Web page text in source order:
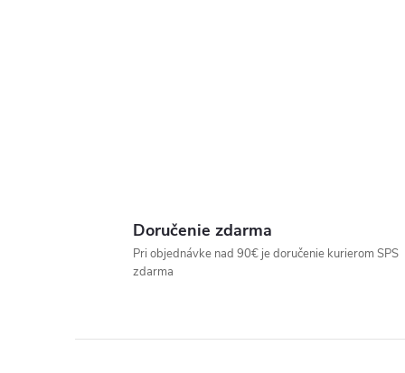
Doručenie zdarma
Pri objednávke nad 90€ je doručenie kurierom SPS
zdarma